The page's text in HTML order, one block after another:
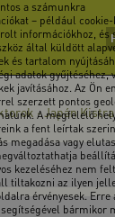
a számunkra
– például
információkhoz, és
által küldött
és tartalom
adatok gyűjtéséhez,
javításához. Az Ön
szerzett pontos
A megfelelő
a fent leírtak
megadása vagy
kezeléséhez nem
tiltakozni az ilyen
érvényesek. Erre
bármikor
-Japán